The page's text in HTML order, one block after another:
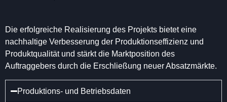
Die erfolgreiche Realisierung des Projekts bietet eine
nachhaltige Verbesserung der Produktionseffizienz und
Produktqualität und stärkt die Marktposition des
Auftraggebers durch die Erschließung neuer Absatzmärkte.
Produktions- und Betriebsdaten